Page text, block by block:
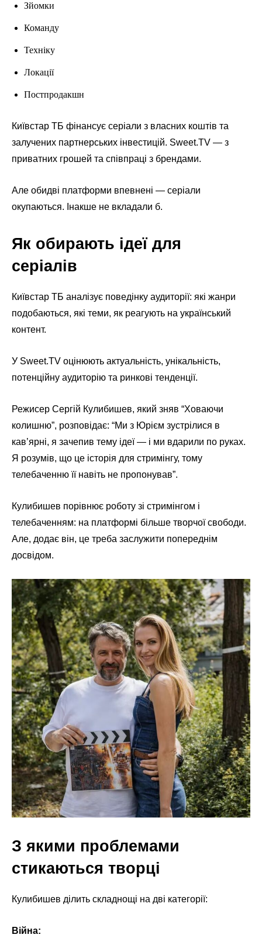
Зйомки
Команду
Техніку
Локації
Постпродакшн
Київстар ТБ фінансує серіали з власних коштів та
залучених партнерських інвестицій. Sweet.TV — з
приватних грошей та співпраці з брендами.
Але обидві платформи впевнені — серіали
окупаються. Інакше не вкладали б.
Як обирають ідеї для
серіалів
Київстар ТБ аналізує поведінку аудиторії: які жанри
подобаються, які теми, як реагують на український
контент.
У Sweet.TV оцінюють актуальність, унікальність,
потенційну аудиторію та ринкові тенденції.
Режисер Сергій Кулибишев, який зняв “Ховаючи
колишню”, розповідає: “Ми з Юрієм зустрілися в
кав’ярні, я зачепив тему ідеї — і ми вдарили по руках.
Я розумів, що це історія для стримінгу, тому
телебаченню її навіть не пропонував”.
Кулибишев порівнює роботу зі стримінгом і
телебаченням: на платформі більше творчої свободи.
Але, додає він, це треба заслужити попереднім
досвідом.
З якими проблемами
стикаються творці
Кулибишев ділить складнощі на дві категорії:
Війна: